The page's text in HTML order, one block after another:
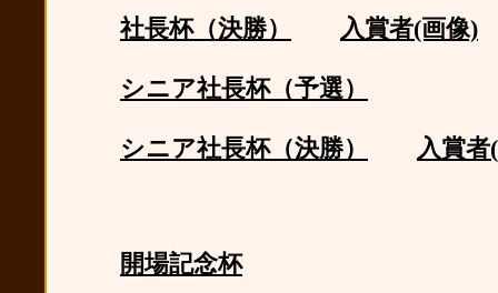
社長杯（決勝） 入賞者(画像)
シニア社長杯（予選）
シニア社長杯（決勝） 入賞者
開場記念杯